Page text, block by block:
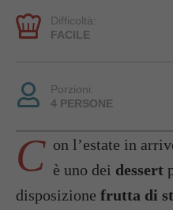
Difficoltà:
FACILE
Porzioni:
4 PERSONE
C on l’estate in
è uno dei dessert
disposizione frutta di